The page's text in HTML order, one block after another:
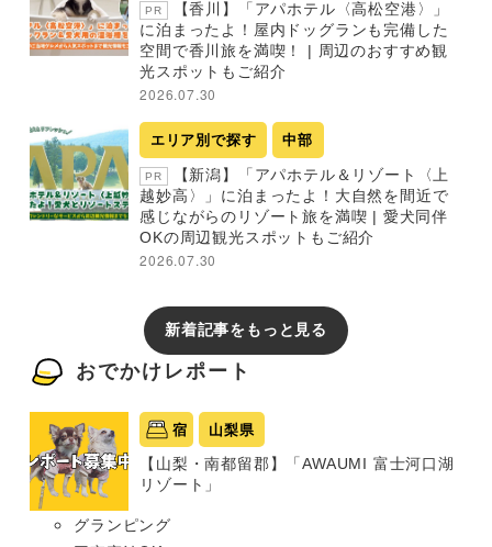
PR
【香川】「アパホテル〈高松空港〉」
に泊まったよ！屋内ドッグランも完備した
空間で香川旅を満喫！ | 周辺のおすすめ観
光スポットもご紹介
2026.07.30
エリア別で探す 中部
PR
【新潟】「アパホテル＆リゾート〈上
越妙高〉」に泊まったよ！大自然を間近で
感じながらのリゾート旅を満喫 | 愛犬同伴
OKの周辺観光スポットもご紹介
2026.07.30
新着記事をもっと見る
おでかけレポート
宿 山梨県
【山梨・南都留郡】「AWAUMI 富士河口湖
リゾート」
グランピング